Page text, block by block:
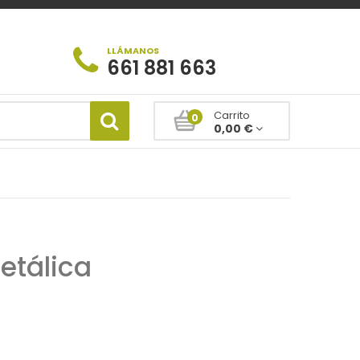
LLÁMANOS
661 881 663
0 Carrito
0,00 €